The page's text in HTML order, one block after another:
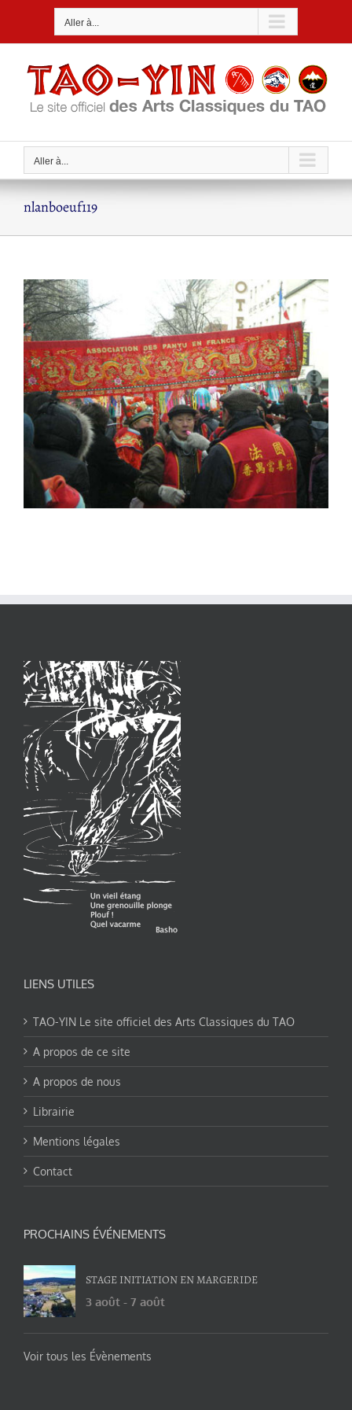
Aller à...
Aller à...
nlanboeuf119
LIENS UTILES
TAO-YIN Le site officiel des Arts Classiques du TAO
A propos de ce site
A propos de nous
Librairie
Mentions légales
Contact
PROCHAINS ÉVÉNEMENTS
STAGE INITIATION EN MARGERIDE
3 août - 7 août
Voir tous les Évènements